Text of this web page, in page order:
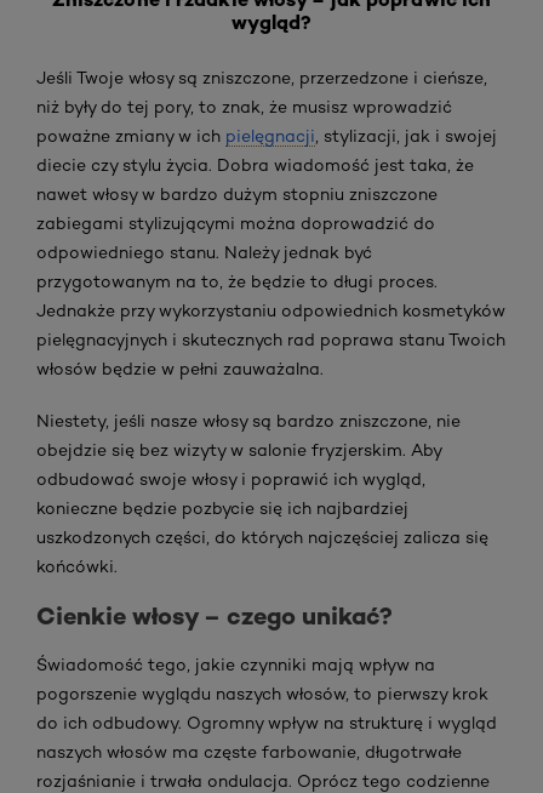
wygląd?
Jeśli Twoje włosy są zniszczone, przerzedzone i cieńsze,
niż były do tej pory, to znak, że musisz wprowadzić
poważne zmiany w ich pielęgnacji, stylizacji, jak i swojej
diecie czy stylu życia. Dobra wiadomość jest taka, że
nawet włosy w bardzo dużym stopniu zniszczone
zabiegami stylizującymi można doprowadzić do
odpowiedniego stanu. Należy jednak być
przygotowanym na to, że będzie to długi proces.
Jednakże przy wykorzystaniu odpowiednich kosmetyków
pielęgnacyjnych i skutecznych rad poprawa stanu Twoich
włosów będzie w pełni zauważalna.
Niestety, jeśli nasze włosy są bardzo zniszczone, nie
obejdzie się bez wizyty w salonie fryzjerskim. Aby
odbudować swoje włosy i poprawić ich wygląd,
konieczne będzie pozbycie się ich najbardziej
uszkodzonych części, do których najczęściej zalicza się
końcówki.
Cienkie włosy – czego unikać?
Świadomość tego, jakie czynniki mają wpływ na
pogorszenie wyglądu naszych włosów, to pierwszy krok
do ich odbudowy. Ogromny wpływ na strukturę i wygląd
naszych włosów ma częste farbowanie, długotrwałe
rozjaśnianie i trwała ondulacja. Oprócz tego codzienne